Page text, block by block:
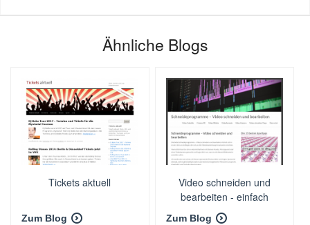
Ähnliche Blogs
Tickets aktuell
Zum Blog
Video schneiden und
bearbeiten - einfach
erklärt
Zum Blog